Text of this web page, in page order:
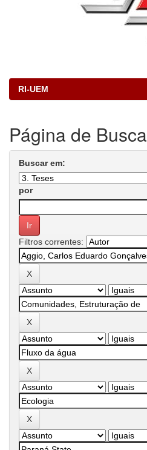
RI-UEM
Página de Busca
Buscar em:
por
Filtros correntes: